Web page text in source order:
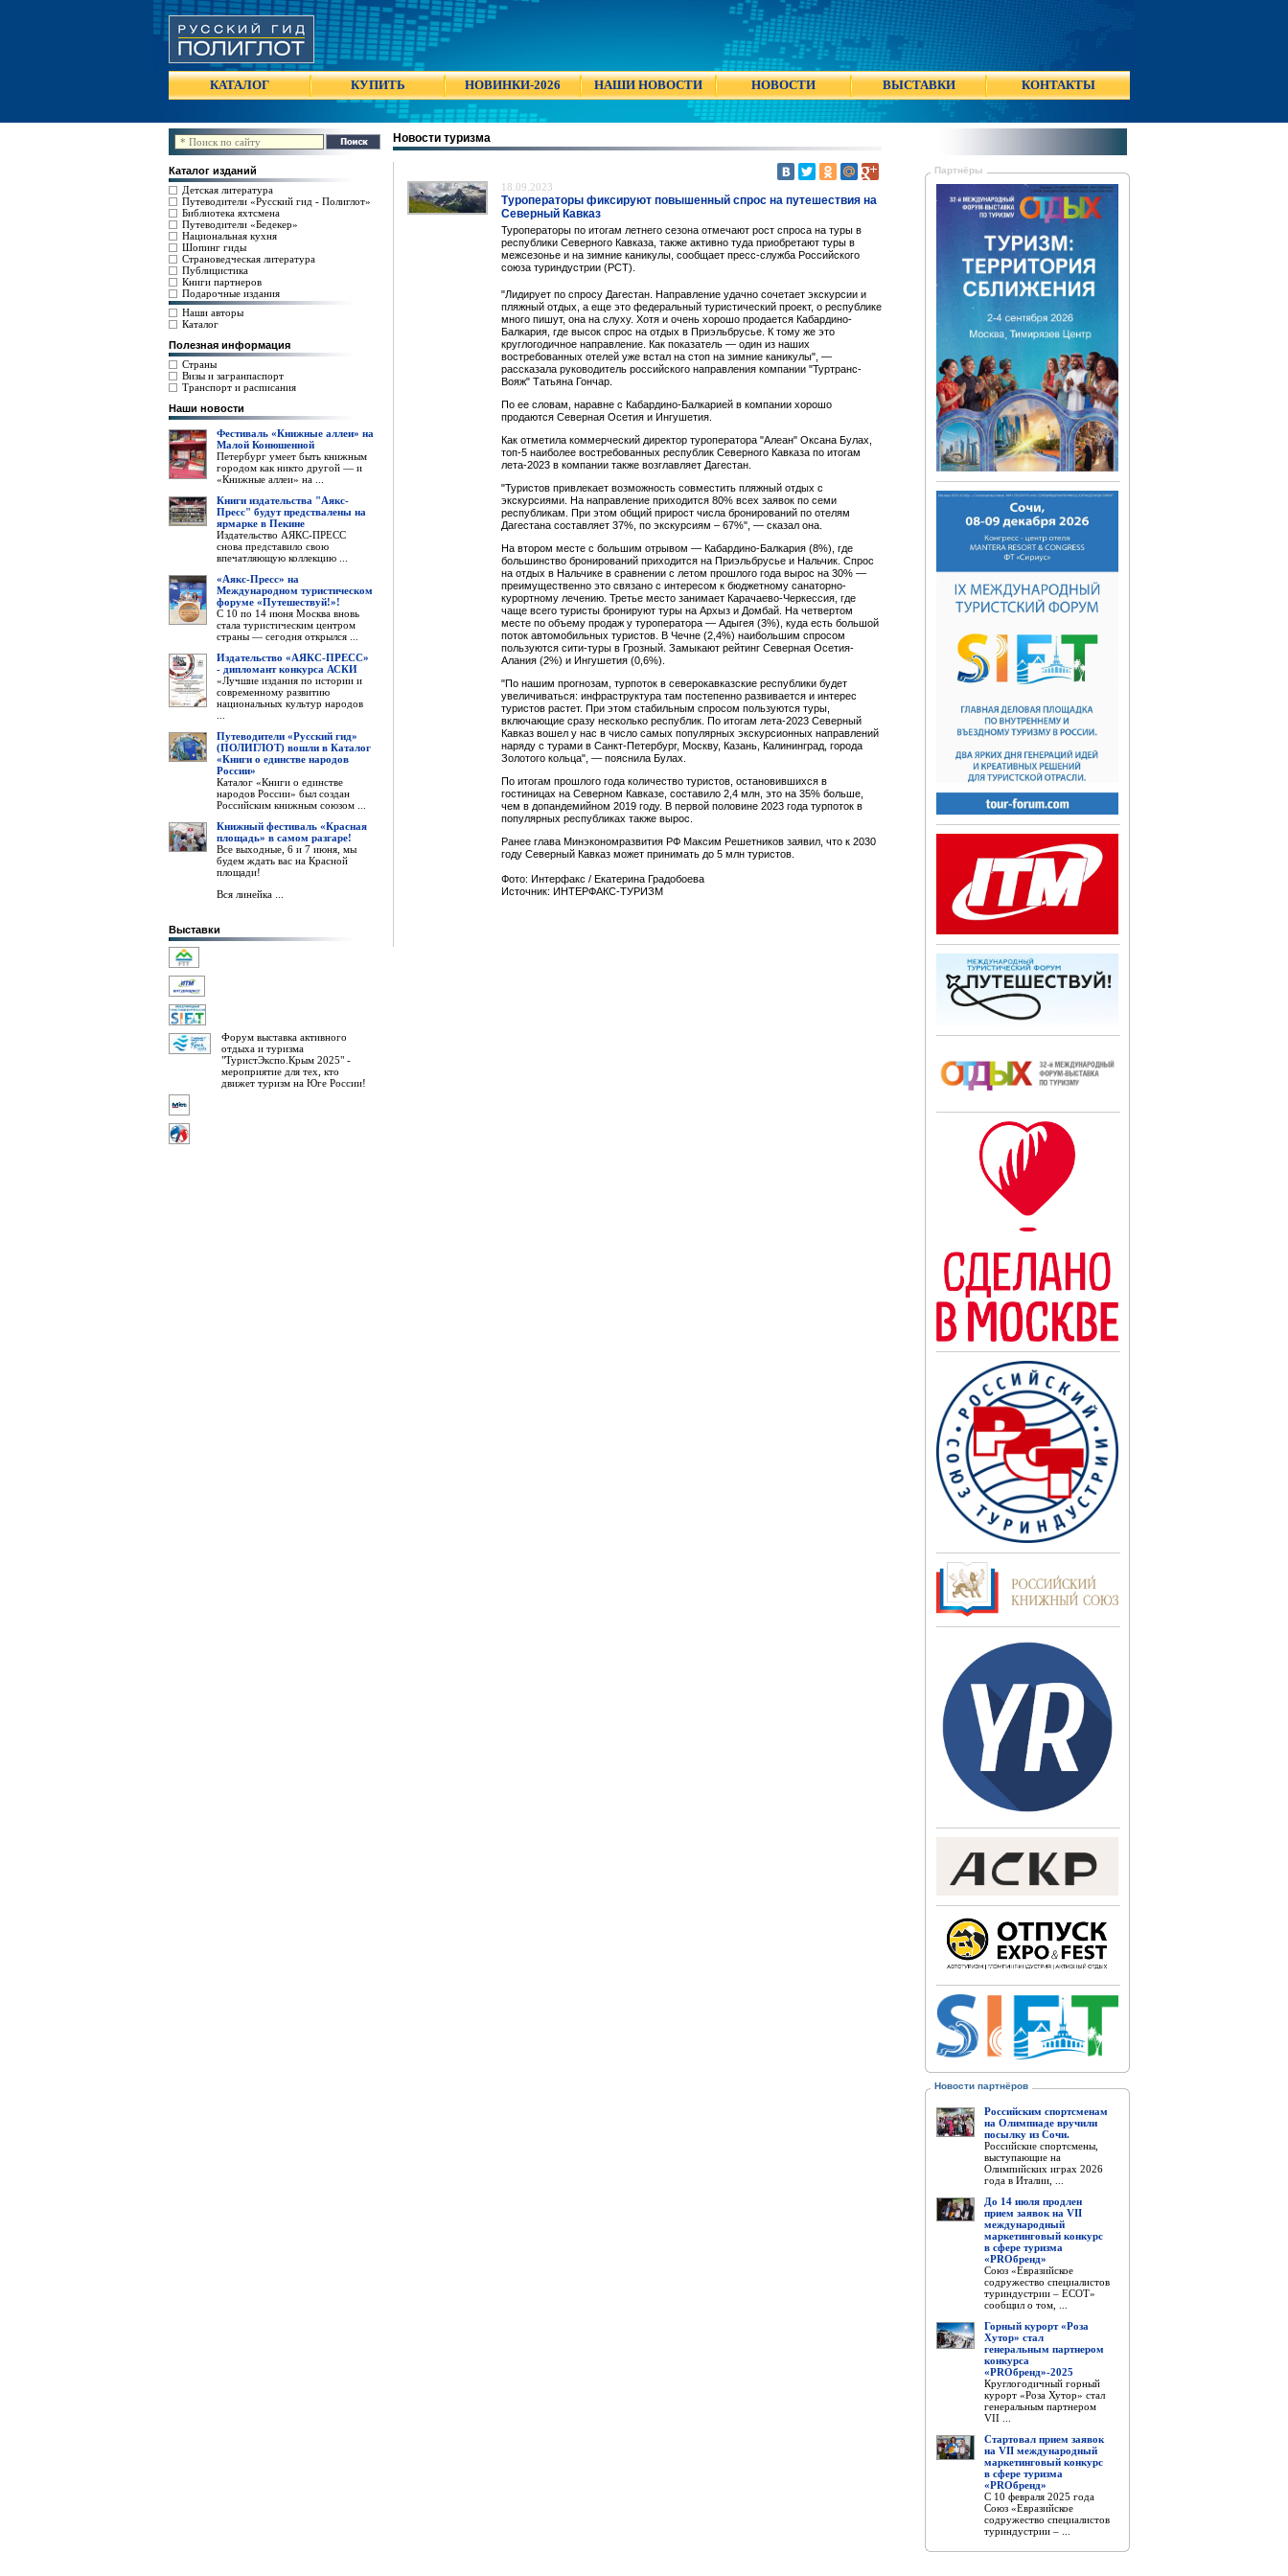
КАТАЛОГ КУПИТЬ НОВИНКИ-2026 НАШИ НОВОСТИ НОВОСТИ ВЫСТАВКИ КОНТАКТЫ
Каталог изданий
Детская литература
Путеводители «Русский гид - Полиглот»
Библиотека яхтсмена
Путеводители «Бедекер»
Национальная кухня
Шопинг гиды
Страноведческая литература
Публицистика
Книги партнеров
Подарочные издания
Наши авторы
Каталог
Полезная информация
Страны
Визы и загранпаспорт
Транспорт и расписания
Наши новости
Фестиваль «Книжные аллеи» на
Малой Конюшенной
Петербург умеет быть книжным
городом как никто другой — и
«Книжные аллеи» на ...
Книги издательства "Аякс-
Пресс" будут предствалены на
ярмарке в Пекине
Издательство АЯКС-ПРЕСС
снова представило свою
впечатляющую коллекцию ...
«Аякс-Пресс» на
Международном туристическом
форуме «Путешествуй!»!
С 10 по 14 июня Москва вновь
стала туристическим центром
страны — сегодня открылся ...
Издательство «АЯКС-ПРЕСС»
- дипломант конкурса АСКИ
«Лучшие издания по истории и
современному развитию
национальных культур народов
Путеводители «Русский гид»
(ПОЛИГЛОТ) вошли в Каталог
«Книги о единстве народов
России»
Каталог «Книги о единстве
народов России» был создан
Российским книжным союзом ...
Книжный фестиваль «Красная
площадь» в самом разгаре!
Все выходные, 6 и 7 июня, мы
будем ждать вас на Красной
площади!
Вся линейка ...
Выставки
Форум выставка активного
отдыха и туризма
"ТуристЭкспо.Крым 2025" -
мероприятие для тех, кто
движет туризм на Юге России!
Новости туризма
18.09.2023
Туроператоры фиксируют повышенный спрос на путешествия на
Северный Кавказ
Туроператоры по итогам летнего сезона отмечают рост спроса на туры в
республики Северного Кавказа, также активно туда приобретают туры в
межсезонье и на зимние каникулы, сообщает пресс-служба Российского
союза туриндустрии (РСТ).
"Лидирует по спросу Дагестан. Направление удачно сочетает экскурсии и
пляжный отдых, а еще это федеральный туристический проект, о республике
много пишут, она на слуху. Хотя и очень хорошо продается Кабардино-
Балкария, где высок спрос на отдых в Приэльбрусье. К тому же это
круглогодичное направление. Как показатель — один из наших
востребованных отелей уже встал на стоп на зимние каникулы", —
рассказала руководитель российского направления компании "Туртранс-
Вояж" Татьяна Гончар.
По ее словам, наравне с Кабардино-Балкарией в компании хорошо
продаются Северная Осетия и Ингушетия.
Как отметила коммерческий директор туроператора "Алеан" Оксана Булах,
топ-5 наиболее востребованных республик Северного Кавказа по итогам
лета-2023 в компании также возглавляет Дагестан.
"Туристов привлекает возможность совместить пляжный отдых с
экскурсиями. На направление приходится 80% всех заявок по семи
республикам. При этом общий прирост числа бронирований по отелям
Дагестана составляет 37%, по экскурсиям – 67%", — сказал она.
На втором месте с большим отрывом — Кабардино-Балкария (8%), где
большинство бронирований приходится на Приэльбрусье и Нальчик. Спрос
на отдых в Нальчике в сравнении с летом прошлого года вырос на 30% —
преимущественно это связано с интересом к бюджетному санаторно-
курортному лечению. Третье место занимает Карачаево-Черкессия, где
чаще всего туристы бронируют туры на Архыз и Домбай. На четвертом
месте по объему продаж у туроператора — Адыгея (3%), куда есть большой
поток автомобильных туристов. В Чечне (2,4%) наибольшим спросом
пользуются сити-туры в Грозный. Замыкают рейтинг Северная Осетия-
Алания (2%) и Ингушетия (0,6%).
"По нашим прогнозам, турпоток в северокавказские республики будет
увеличиваться: инфраструктура там постепенно развивается и интерес
туристов растет. При этом стабильным спросом пользуются туры,
включающие сразу несколько республик. По итогам лета-2023 Северный
Кавказ вошел у нас в число самых популярных экскурсионных направлений
наряду с турами в Санкт-Петербург, Москву, Казань, Калининград, города
Золотого кольца", — пояснила Булах.
По итогам прошлого года количество туристов, остановившихся в
гостиницах на Северном Кавказе, составило 2,4 млн, это на 35% больше,
чем в допандемийном 2019 году. В первой половине 2023 года турпоток в
популярных республиках также вырос.
Ранее глава Минэкономразвития РФ Максим Решетников заявил, что к 2030
году Северный Кавказ может принимать до 5 млн туристов.
Фото: Интерфакс / Екатерина Градобоева
Источник: ИНТЕРФАКС-ТУРИЗМ
Партнёры
Новости партнёров
Российским спортсменам
на Олимпиаде вручили
посылку из Сочи.
Российские спортсмены,
выступающие на
Олимпийских играх 2026
года в Италии, ...
До 14 июля продлен
прием заявок на VII
международный
маркетинговый конкурс
в сфере туризма
«PROбренд»
Союз «Евразийское
содружество специалистов
туриндустрии – ЕСОТ»
сообщил о том, ...
Горный курорт «Роза
Хутор» стал
генеральным партнером
конкурса
«PROбренд»-2025
Круглогодичный горный
курорт «Роза Хутор» стал
генеральным партнером
VII ...
Стартовал прием заявок
на VII международный
маркетинговый конкурс
в сфере туризма
«PROбренд»
С 10 февраля 2025 года
Союз «Евразийское
содружество специалистов
туриндустрии – ...